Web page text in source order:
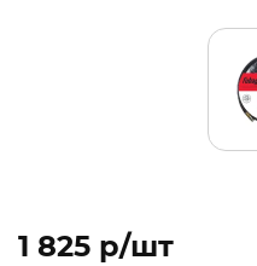
1 825 p/шт